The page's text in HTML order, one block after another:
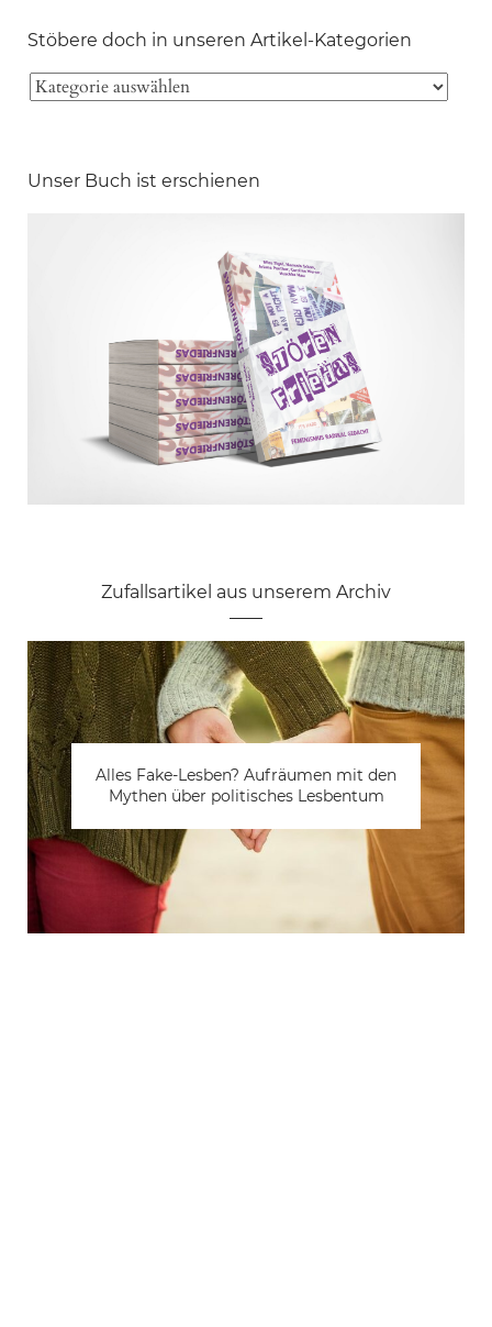
Stöbere doch in unseren Artikel-Kategorien
Unser Buch ist erschienen
Zufallsartikel aus unserem Archiv
Alles Fake-Lesben? Aufräumen mit den
Mythen über politisches Lesbentum
Unsere Störenfrieda der Woche: Marie
Ein Teil von mir
Bello Figo-Frauenhass als
Antifaschismus
Dörte, wir müssen reden: mehr Männer,
Flüchtlinge: Beliebte Opfer von
Menschen- und Organhändlern
Nationalismus, Trauma und Patriarchat
„SexarbeiterInnen“ ausgeben